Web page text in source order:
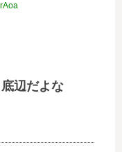
辺だよな